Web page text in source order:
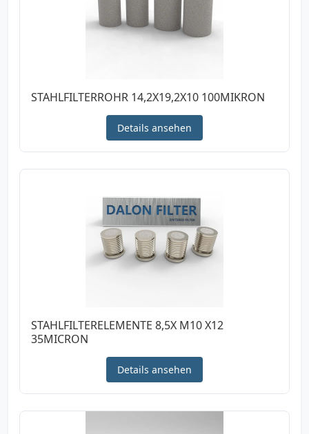
STAHLFILTERROHR 14,2X19,2X10 100MIKRON
Details ansehen
STAHLFILTERELEMENTE 8,5X M10 X12
35MICRON
Details ansehen